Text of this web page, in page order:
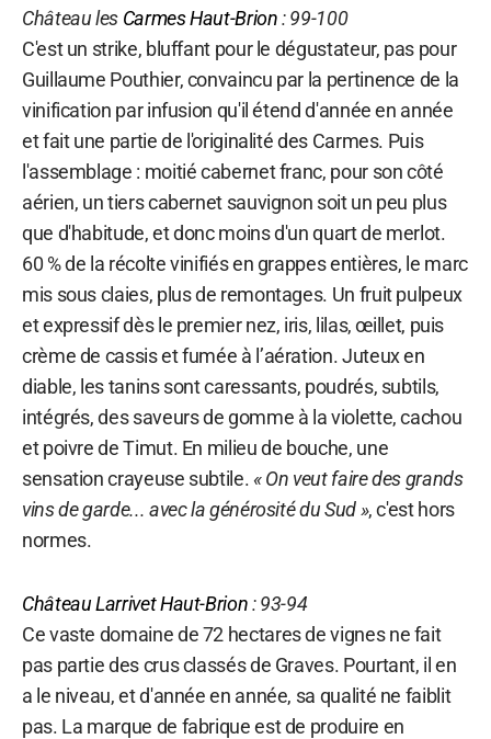
Château les Carmes Haut-Brion: 99-100
C'est un strike, bluffant pour le dégustateur, pas pour
Guillaume Pouthier, convaincu par la pertinence de la
vinification par infusion qu'il étend d'année en année
et fait une partie de l'originalité des Carmes. Puis
l'assemblage : moitié cabernet franc, pour son côté
aérien, un tiers cabernet sauvignon soit un peu plus
que d'habitude, et donc moins d'un quart de merlot.
60 % de la récolte vinifiés en grappes entières, le marc
mis sous claies, plus de remontages. Un fruit pulpeux
et expressif dès le premier nez, iris, lilas, œillet, puis
crème de cassis et fumée à l’aération. Juteux en
diable, les tanins sont caressants, poudrés, subtils,
intégrés, des saveurs de gomme à la violette, cachou
et poivre de Timut. En milieu de bouche, une
sensation crayeuse subtile.« On veut faire des grands
vins de garde... avec la générosité du Sud », c'est hors
normes.
ChâteauLarrivet Haut-Brion: 93-94
Ce vaste domaine de 72 hectares de vignes ne fait
pas partie des crus classés de Graves. Pourtant, il en
a le niveau, et d'année en année, sa qualité ne faiblit
pas. La marque de fabrique est de produire en